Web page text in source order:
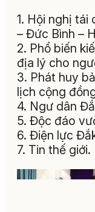
1. Hội nghị tái
– Đức Bình –
2. Phổ biến
địa lý cho
3. Phát huy
lịch cộng
4. Ngư dân
5. Độc đáo
6. Điện lực
7. Tin thế giới.